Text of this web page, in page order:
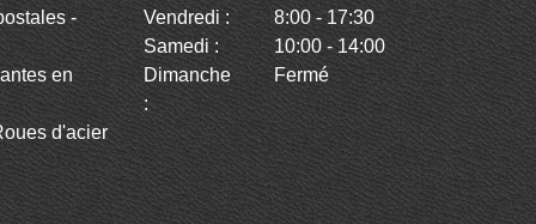
-
en
d'acier
Vendredi :
8:00 - 17:30
Samedi :
10:00 - 14:00
Dimanche
:
Fermé